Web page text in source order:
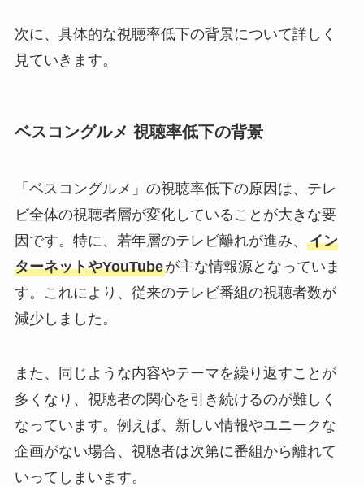
次に、具体的な視聴率低下の背景について詳しく
見ていきます。
ベスコングルメ 視聴率低下の背景
「ベスコングルメ」の視聴率低下の原因は、テレ
ビ全体の視聴者層が変化していることが大きな要
因です。特に、若年層のテレビ離れが進み、 イン
ターネットやYouTubeが主な情報源となっていま
す。これにより、従来のテレビ番組の視聴者数が
減少しました。
また、同じような内容やテーマを繰り返すことが
多くなり、視聴者の関心を引き続けるのが難しく
なっています。例えば、新しい情報やユニークな
企画がない場合、視聴者は次第に番組から離れて
いってしまいます。